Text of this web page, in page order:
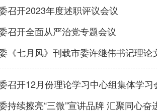
召开2023年度述职评议会议
召开全面从严治党专题会议
《七月风》刊载市委许继伟书记理论
召开12月份理论学习中心组集体学习
持续擦亮“三微”宣讲品牌 汇聚同心奋